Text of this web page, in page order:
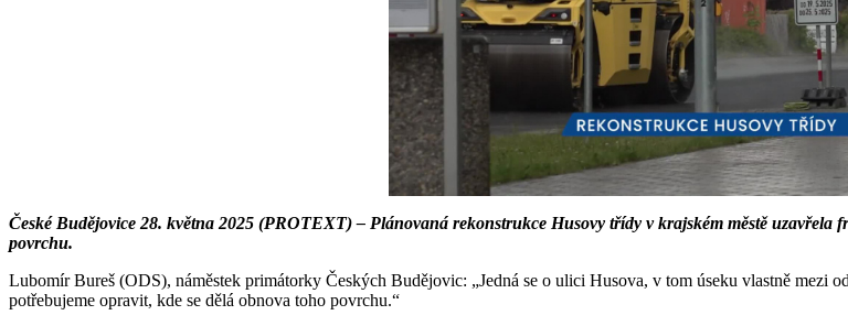
České Budějovice 28. května 2025 (PROTEXT) – Plánovaná rekonstrukce Husovy třídy v krajském městě uzavřela
povrchu.
Lubomír Bureš (ODS), náměstek primátorky Českých Budějovic: „Jedná se o ulici Husova, v tom úseku vlastně mezi
potřebujeme opravit, kde se dělá obnova toho povrchu.“